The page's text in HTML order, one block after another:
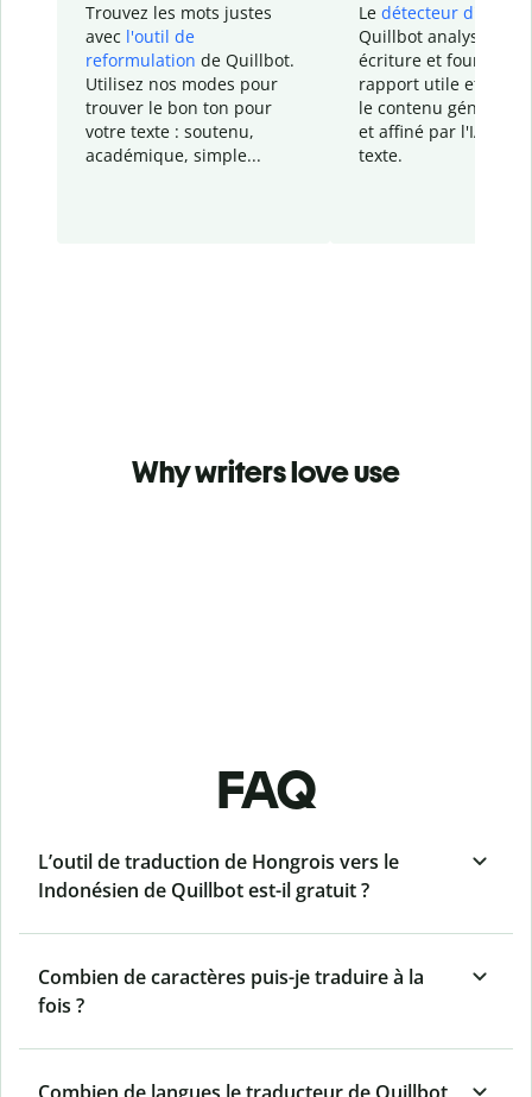
Trouvez les mots justes
avec l'outil de
reformulation de Quillbot.
Utilisez nos modes pour
trouver le bon ton pour
votre texte : soutenu,
académique, simple...
Le détecteur d'IA
Quillbot analyse votre
écriture et fournit un
rapport utile et
le contenu généré
et affiné par l'IA
texte.
Why writers love use
FAQ
L’outil de traduction de Hongrois vers le
Indonésien de Quillbot est-il gratuit ?
Combien de caractères puis-je traduire à la
fois ?